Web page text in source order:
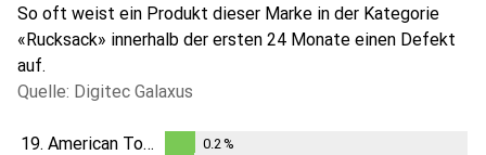
So oft weist ein Produkt dieser Marke in der Kategorie
«Rucksack» innerhalb der ersten 24 Monate einen Defekt
auf.
Quelle: Digitec Galaxus
19. American Tourister 0.2 %